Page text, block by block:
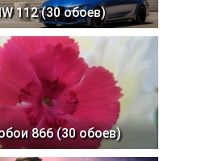
112 (30 обоев)
866 (30 обоев)